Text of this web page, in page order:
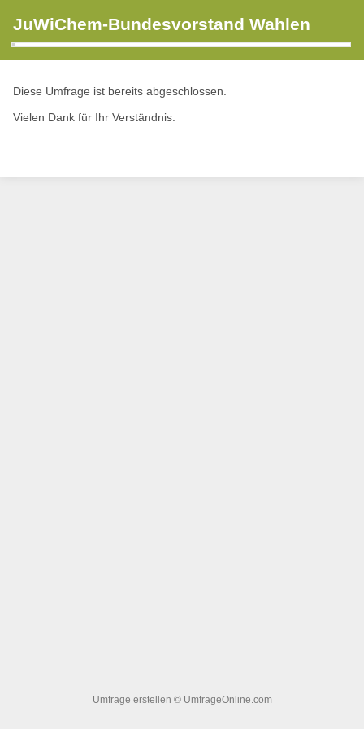
JuWiChem-Bundesvorstand Wahlen
Diese Umfrage ist bereits abgeschlossen.
Vielen Dank für Ihr Verständnis.
Umfrage erstellen © UmfrageOnline.com